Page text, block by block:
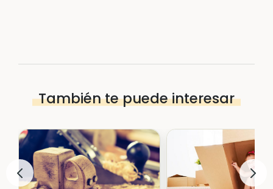
También te puede interesar